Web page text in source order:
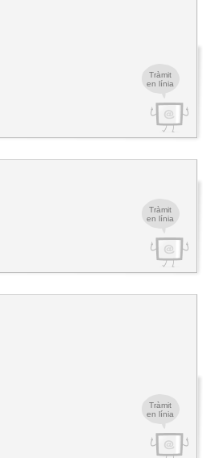
Tràmit
en línia
Tràmit
en línia
Tràmit
en línia